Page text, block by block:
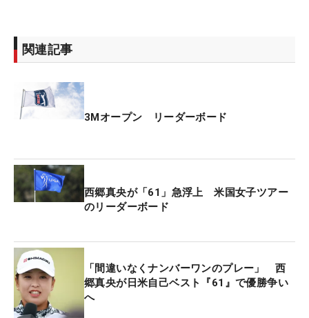
日本勢からは唯一、久常涼が出場したが、予選落ち
を喫している。
関連記事
3Mオープン リーダーボード
西郷真央が「61」急浮上 米国女子ツアー
のリーダーボード
「間違いなくナンバーワンのプレー」 西
郷真央が日米自己ベスト『61』で優勝争い
へ